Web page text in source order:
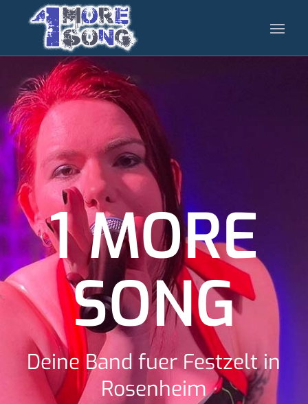
1 MORE
SONG
Deine Band fuer Festzelt in
Rosenheim